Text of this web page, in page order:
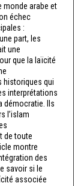
monde arabe et
échec
:
part, les
une
que la laïcité
historiques qui
interprétations
démocratie. Ils
l’islam
de toute
montre
des
savoir si le
associée